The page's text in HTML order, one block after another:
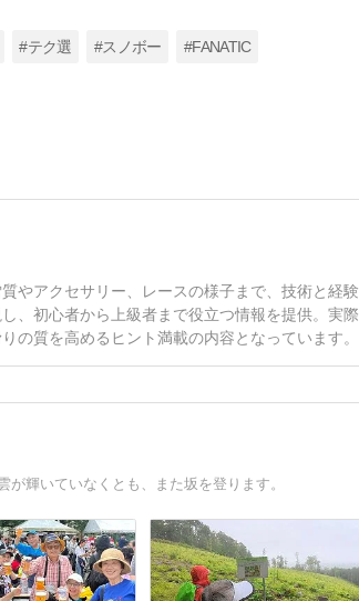
#テク選 #スノボー #FANATIC
やアクセサリー、レースの様子まで、技術と経験
、初心者から上級者まで役立つ情報を提供。実際
の質を高めるヒント満載の内容となっています。
が輝いていなくとも、また坂を登ります。